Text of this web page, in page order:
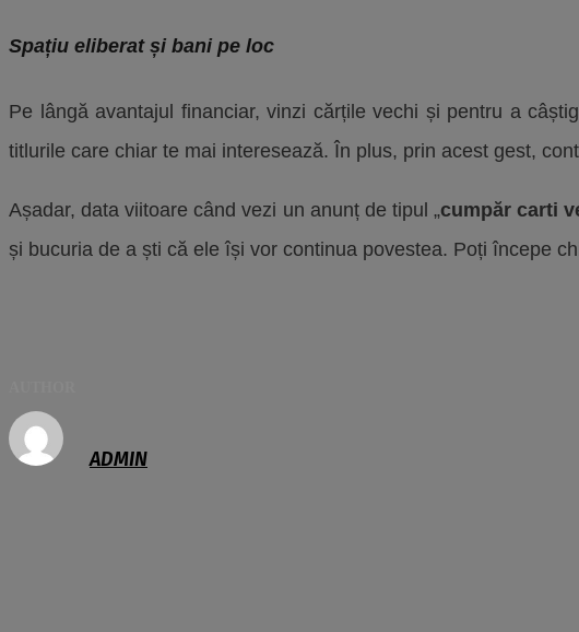
Spațiu eliberat și bani pe loc
Pe lângă avantajul financiar, vinzi cărțile vechi și pentru a
titlurile care chiar te mai interesează. În plus, prin acest gest,
Așadar, data viitoare când vezi un anunț de tipul „cumpăr carti
și bucuria de a ști că ele își vor continua povestea. Poți începe
ADMIN